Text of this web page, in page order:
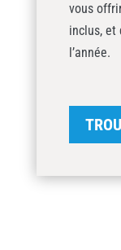
vous
inclus, et
l’année.